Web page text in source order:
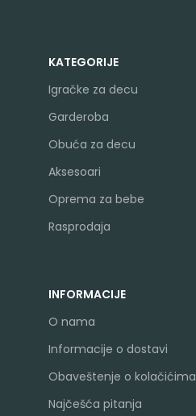
KATEGORIJE
Igračke za decu
Garderoba
Obuća za decu
Aksesoari
Oprema za bebe
Rasprodaja
INFORMACIJE
O nama
Informacije o dostavi
Obaveštenje o kolačićima
Najčešća pitanja